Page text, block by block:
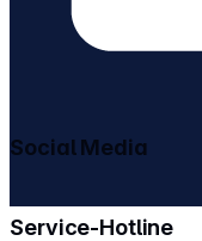
Service-Hotline
Social Media